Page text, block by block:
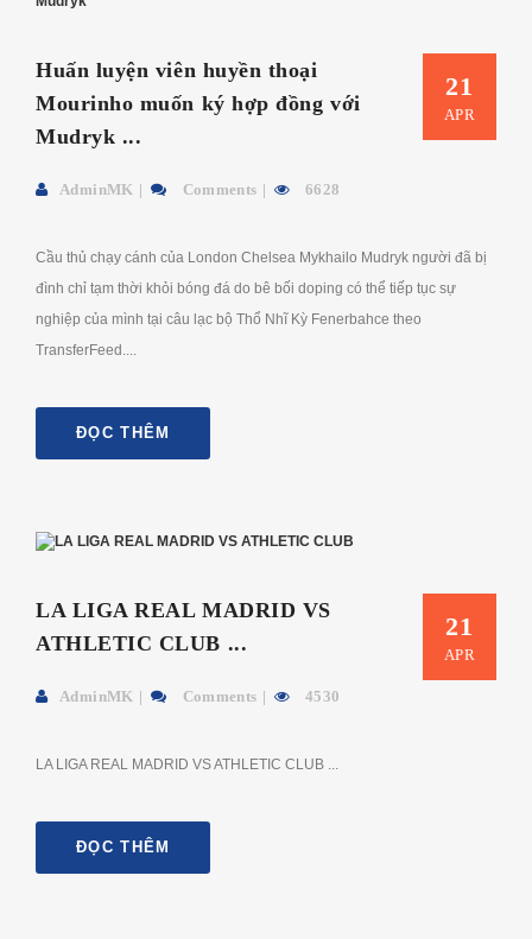
21
APR
Huấn luyện viên huyền thoại
Mourinho muốn ký hợp đồng với
Mudryk ...
AdminMK Comments 6628
Cầu thủ chạy cánh của London Chelsea Mykhailo Mudryk người đã bị
đình chỉ tạm thời khỏi bóng đá do bê bối doping có thể tiếp tục sự
nghiệp của mình tại câu lạc bộ Thổ Nhĩ Kỳ Fenerbahce theo
TransferFeed....
ĐỌC THÊM
21
APR
LA LIGA REAL MADRID VS
ATHLETIC CLUB ...
AdminMK Comments 4530
LA LIGA REAL MADRID VS ATHLETIC CLUB ...
ĐỌC THÊM